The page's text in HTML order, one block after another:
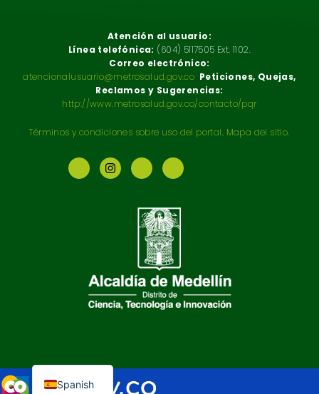
Atención al usuario:
Línea telefónica: (604) 5117505 Ext. 1102.
Correo electrónico:
atencionalusuario@metrosalud.gov.co Peticiones, Quejas,
Reclamos y Sugerencias:
http://www.metrosalud.gov.co/contacto/pqr
Términos y condiciones sobre uso del portal. Mapa del sitio.
Spanish